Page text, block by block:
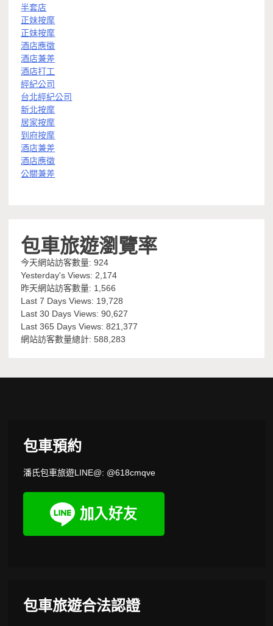
半套店
正妹按摩
正妹按摩
酒店應徵
酒店兼差
酒店打工
經紀公司
台北經紀公司
新北按摩
居家按摩
到府按摩
酒店兼差
酒店應徵
公關兼差
包車旅遊瀏覽率
今天網站訪客數量:924
Yesterday's Views: 2,174
昨天網站訪客數量: 1,566
Last 7 Days Views: 19,728
Last 30 Days Views:90,627
Last 365 Days Views:821,377
網站訪客數量總計:588,283
包車預約
潘氏包車旅遊LINE@: @618cmqve
包車旅遊合法認證